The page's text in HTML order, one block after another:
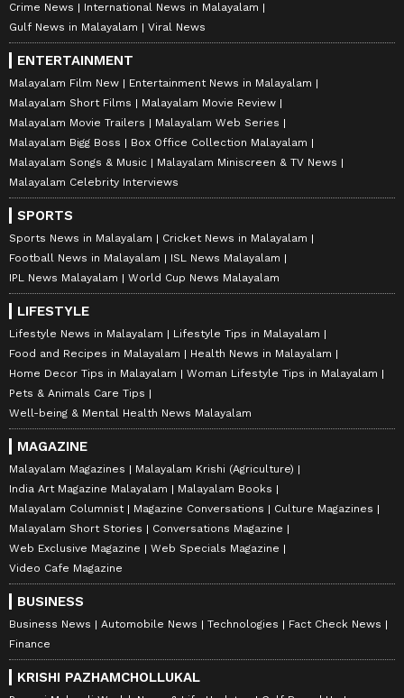
Crime News
International News in Malayalam
Gulf News in Malayalam
Viral News
ENTERTAINMENT
Malayalam Film New
Entertainment News in Malayalam
Malayalam Short Films
Malayalam Movie Review
Malayalam Movie Trailers
Malayalam Web Series
Malayalam Bigg Boss
Box Office Collection Malayalam
Malayalam Songs & Music
Malayalam Miniscreen & TV News
Malayalam Celebrity Interviews
SPORTS
Sports News in Malayalam
Cricket News in Malayalam
Football News in Malayalam
ISL News Malayalam
IPL News Malayalam
World Cup News Malayalam
LIFESTYLE
Lifestyle News in Malayalam
Lifestyle Tips in Malayalam
Food and Recipes in Malayalam
Health News in Malayalam
Home Decor Tips in Malayalam
Woman Lifestyle Tips in Malayalam
Pets & Animals Care Tips
Well-being & Mental Health News Malayalam
MAGAZINE
Malayalam Magazines
Malayalam Krishi (Agriculture)
India Art Magazine Malayalam
Malayalam Books
Malayalam Columnist
Magazine Conversations
Culture Magazines
Malayalam Short Stories
Conversations Magazine
Web Exclusive Magazine
Web Specials Magazine
Video Cafe Magazine
BUSINESS
Business News Automobile News Technologies
Fact Check News
Finance
KRISHI PAZHAMCHOLLUKAL